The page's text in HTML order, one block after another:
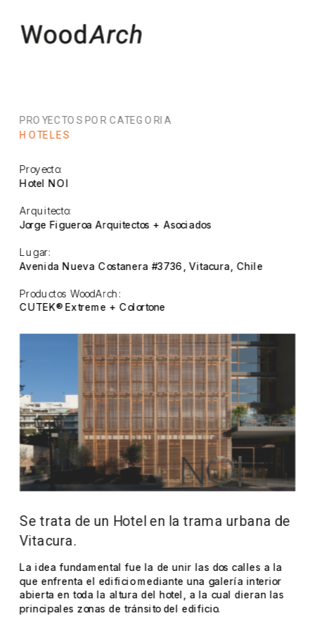
PROYECTOS POR CATEGORIA
HOTELES
Proyecto:
Hotel NOI
Arquitecto:
Jorge Figueroa Arquitectos + Asociados
Lugar:
Avenida Nueva Costanera #3736, Vitacura, Chile
Productos WoodArch:
CUTEK® Extreme + Colortone
Se trata de un Hotel en la trama urbana de
Vitacura.
La idea fundamental fue la de unir las dos calles a la
que enfrenta el edificio mediante una galería interior
abierta en toda la altura del hotel, a la cual dieran las
principales zonas de tránsito del edificio.